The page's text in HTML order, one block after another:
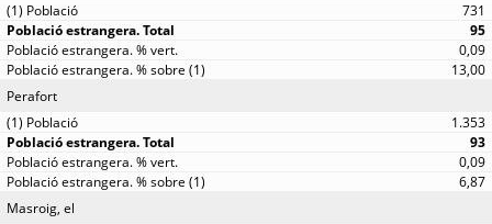
731
95
0,09
13,00
Perafort
1.353
93
0,09
6,87
Masroig, el